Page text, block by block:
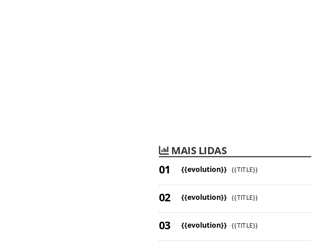
MAIS LIDAS
{{evolution}} {{TITLE}}
{{evolution}} {{TITLE}}
{{evolution}} {{TITLE}}